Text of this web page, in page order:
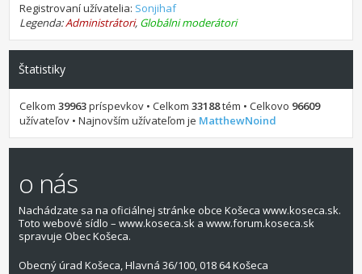
Registrovaní užívatelia: Sonjihaf
Legenda:Administrátori, Globálni moderátori
Štatistiky
Celkom39963príspevkov • Celkom33188tém • Celkovo 96609
užívateľov • Najnovším užívateľom je MatthewNoind
o nás
Nachádzate sa na oficiálnej stránke obce Košeca www.koseca.sk.
Toto webové sídlo – www.koseca.sk a www.forum.koseca.sk
spravuje Obec Košeca.
Obecný úrad Košeca, Hlavná 36/100, 018 64 Košeca